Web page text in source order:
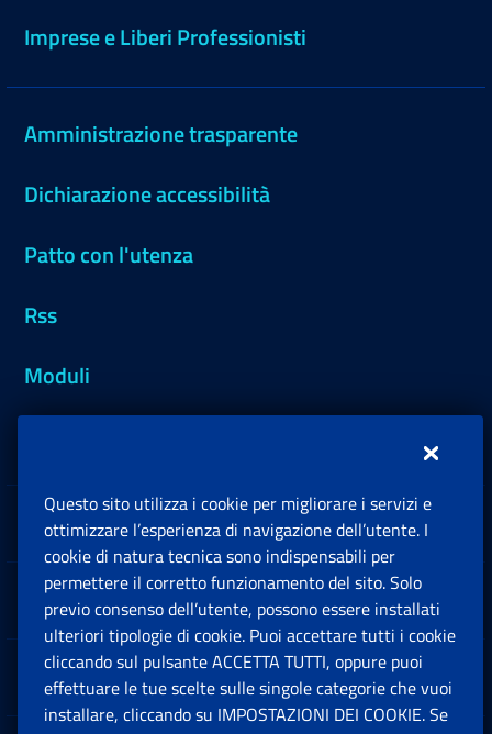
Imprese e Liberi Professionisti
Amministrazione trasparente
Dichiarazione accessibilità
Patto con l'utenza
Rss
Moduli
Sedi e Contatti
Software
Note Legali
Questo sito utilizza i cookie per migliorare i servizi e
ottimizzare l’esperienza di navigazione dell’utente. I
cookie di natura tecnica sono indispensabili per
permettere il corretto funzionamento del sito. Solo
previo consenso dell’utente, possono essere installati
ulteriori tipologie di cookie. Puoi accettare tutti i cookie
cliccando sul pulsante ACCETTA TUTTI, oppure puoi
effettuare le tue scelte sulle singole categorie che vuoi
installare, cliccando su IMPOSTAZIONI DEI COOKIE. Se